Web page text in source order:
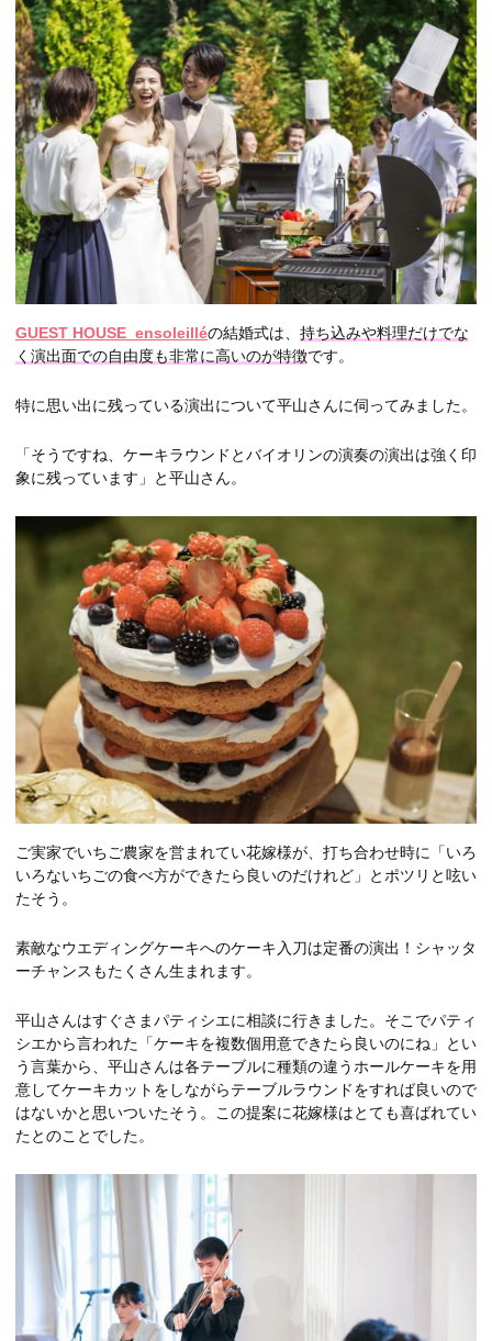
GUEST HOUSE ensoleilléの結婚式は、 持ち込みや料理だけでな
く演出面での自由度も非常に高いのが特徴です。
特に思い出に残っている演出について平山さんに伺ってみました。
「そうですね、ケーキラウンドとバイオリンの演奏の演出は強く印
象に残っています」と平山さん。
ご実家でいちご農家を営まれてい花嫁様が、打ち合わせ時に「いろ
いろないちごの食べ方ができたら良いのだけれど」とポツリと呟い
たそう。
素敵なウエディングケーキへのケーキ入刀は定番の演出！シャッタ
ーチャンスもたくさん生まれます。
平山さんはすぐさまパティシエに相談に行きました。そこでパティ
シエから言われた「ケーキを複数個用意できたら良いのにね」とい
う言葉から、平山さんは各テーブルに種類の違うホールケーキを用
意してケーキカットをしながらテーブルラウンドをすれば良いので
はないかと思いついたそう。この提案に花嫁様はとても喜ばれてい
たとのことでした。